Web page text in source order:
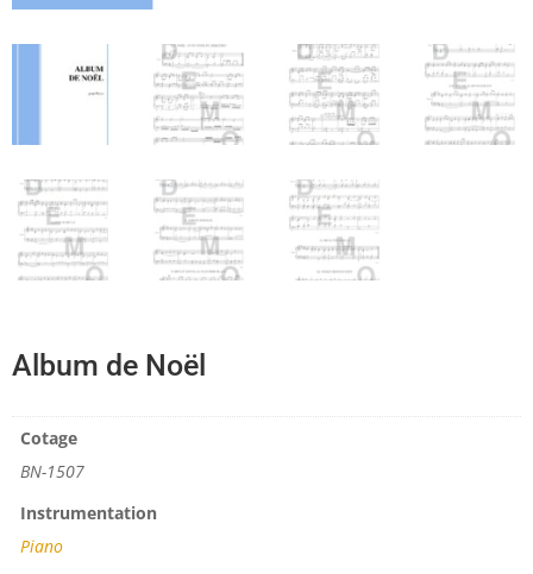
Album de Noël
Cotage
BN-1507
Instrumentation
Piano